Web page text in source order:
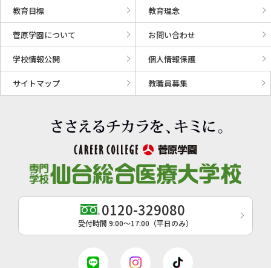
教育目標 教育理念
菅原学園について お問い合わせ
学校情報公開 個人情報保護
サイトマップ 教職員募集
0120-329080
受付時間 9:00〜17:00（平日のみ）